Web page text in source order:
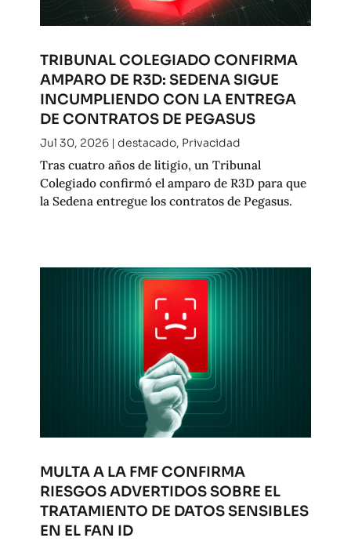
TRIBUNAL COLEGIADO CONFIRMA
AMPARO DE R3D: SEDENA SIGUE
INCUMPLIENDO CON LA ENTREGA
DE CONTRATOS DE PEGASUS
Jul 30, 2026| destacado, Privacidad
Tras cuatro años de litigio, un Tribunal
Colegiado confirmó el amparo de R3D para que
la Sedena entregue los contratos de Pegasus.
MULTA A LA FMF CONFIRMA
RIESGOS ADVERTIDOS SOBRE EL
TRATAMIENTO DE DATOS SENSIBLES
EN EL FAN ID